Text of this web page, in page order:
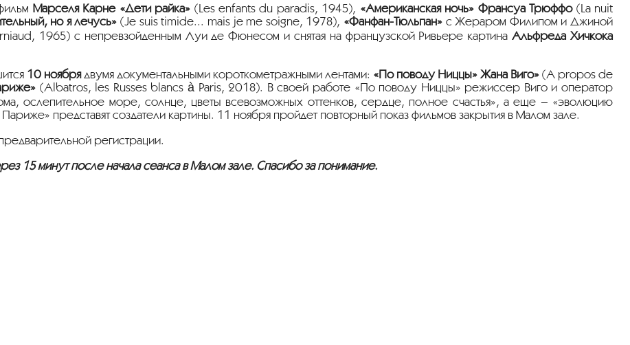
Марселя Карне «Дети райка» (Les enfants du paradis, 1945), «Американская ночь» Франсуа Трюффо(La nuit
но я лечусь» (Je suis timide... mais je me soigne, 1978), «Фанфан-Тюльпан»с Жераром Филипом и Джиной
1965) с непревзойденным Луи де Фюнесом и снятая на французской Ривьере картинаАльфреда Хичкока
10 ноябрядвумя документальными короткометражными лентами: «По поводу Ниццы» Жана Виго» (A propos de
(Albatros, les Russes blancs à Paris, 2018). В своей работе «По поводу Ниццы» режиссер Виго и оператор
ослепительное море, солнце, цветы всевозможных оттенков, сердце, полное счастья», а еще – «эволюцию
представят создатели картины. 11 ноября пройдет повторный показ фильмов закрытия в Малом зале.
регистрации.
15 минут после начала сеанса в Малом зале. Спасибо за понимание.